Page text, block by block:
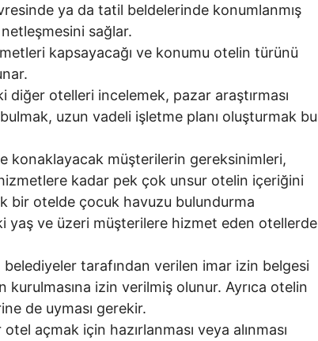
ya da tatil beldelerinde konumlanmış
sağlar.
kapsayacağı ve konumu otelin türünü
diğer otelleri incelemek, pazar araştırması
uzun vadeli işletme planı oluşturmak bu
konaklayacak müşterilerin gereksinimleri,
kadar pek çok unsur otelin içeriğini
bir otelde çocuk havuzu bulundurma
yaş ve üzeri müşterilere hizmet eden otellerde
belediyeler tarafından verilen imar izin belgesi
kurulmasına izin verilmiş olunur. Ayrıca otelin
de uyması gerekir.
otel açmak için hazırlanması veya alınması